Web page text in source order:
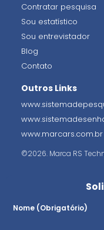
Contratar pesquisa
Sou estatístico
Sou entrevistador
Blog
Contato
Outros Links
www.marcars.com.br
©2026. Marca RS
Nome (Obrigatório)